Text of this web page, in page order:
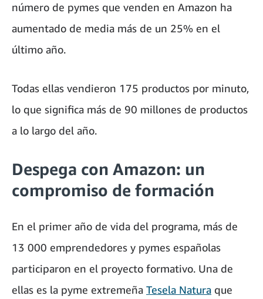
número de pymes que venden en Amazon ha
aumentado de media más de un 25% en el
último año.
Todas ellas vendieron 175 productos por minuto,
lo que significa más de 90 millones de productos
a lo largo del año.
Despega con Amazon: un
compromiso de formación
En el primer año de vida del programa, más de
13 000 emprendedores y pymes españolas
participaron en el proyecto formativo. Una de
ellas es la pyme extremeña Tesela Natura que